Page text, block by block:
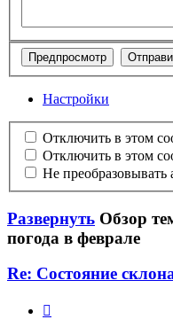
Настройки
Отключить в этом
Отключить в этом
Не преобразовывать
Развернуть Обзор
погода в феврале
Re: Состояние